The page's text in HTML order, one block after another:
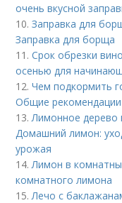
очень вкусной
10.Заправка для
Заправка для борща
11.Срок обрезки
осенью для
12.Чем подкормить
Общие
13.Лимонное дерево
Домашний лимон:
урожая
14.Лимон в
комнатного лимона
15.Лечо с